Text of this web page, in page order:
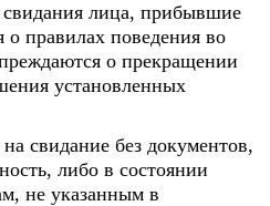
лица, прибывшие
правилах поведения во
о прекращении
установленных
свидание без документов,
либо в состоянии
не указанным в